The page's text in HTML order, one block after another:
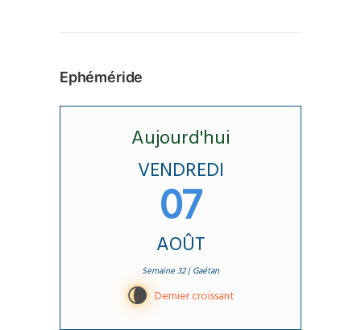
être
sur
Ephéméride
Aujourd'hui
VENDREDI
07
AOÛT
Semaine 32 | Gaétan
V Dernier croissant